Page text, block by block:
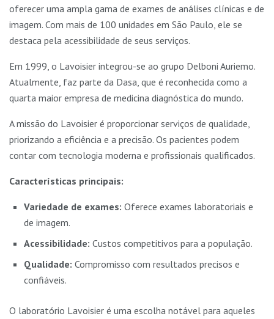
oferecer uma ampla gama de exames de análises clínicas e de
imagem. Com mais de 100 unidades em São Paulo, ele se
destaca pela acessibilidade de seus serviços.
Em 1999, o Lavoisier integrou-se ao grupo Delboni Auriemo.
Atualmente, faz parte da Dasa, que é reconhecida como a
quarta maior empresa de medicina diagnóstica do mundo.
A missão do Lavoisier é proporcionar serviços de qualidade,
priorizando a eficiência e a precisão. Os pacientes podem
contar com tecnologia moderna e profissionais qualificados.
Características principais:
Variedade de exames: Oferece exames laboratoriais e
de imagem.
Acessibilidade: Custos competitivos para a população.
Qualidade: Compromisso com resultados precisos e
confiáveis.
O laboratório Lavoisier é uma escolha notável para aqueles